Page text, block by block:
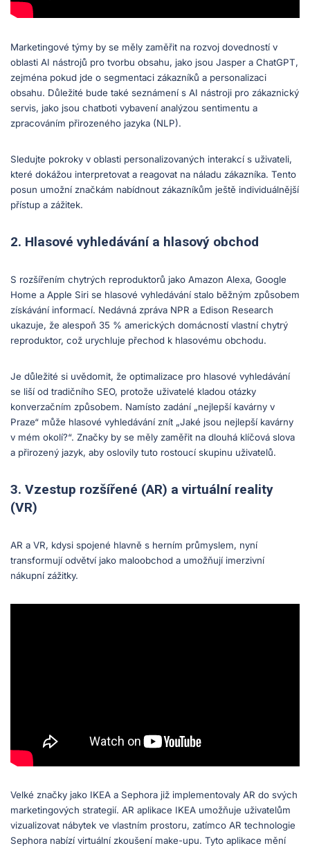
Marketingové týmy by se měly zaměřit na rozvoj dovedností v
oblasti AI nástrojů pro tvorbu obsahu, jako jsou Jasper a ChatGPT,
zejména pokud jde o segmentaci zákazníků a personalizaci
obsahu. Důležité bude také seznámení s AI nástroji pro zákaznický
servis, jako jsou chatboti vybavení analýzou sentimentu a
zpracováním přirozeného jazyka (NLP).
Sledujte pokroky v oblasti personalizovaných interakcí s uživateli,
které dokážou interpretovat a reagovat na náladu zákazníka. Tento
posun umožní značkám nabídnout zákazníkům ještě individuálnější
přístup a zážitek.
2. Hlasové vyhledávání a hlasový obchod
S rozšířením chytrých reproduktorů jako Amazon Alexa, Google
Home a Apple Siri se hlasové vyhledávání stalo běžným způsobem
získávání informací. Nedávná zpráva NPR a Edison Research
ukazuje, že alespoň 35 % amerických domácností vlastní chytrý
reproduktor, což urychluje přechod k hlasovému obchodu.
Je důležité si uvědomit, že optimalizace pro hlasové vyhledávání
se liší od tradičního SEO, protože uživatelé kladou otázky
konverzačním způsobem. Namísto zadání „nejlepší kavárny v
Praze“ může hlasové vyhledávání znít „Jaké jsou nejlepší kavárny
v mém okolí?“. Značky by se měly zaměřit na dlouhá klíčová slova
a přirozený jazyk, aby oslovily tuto rostoucí skupinu uživatelů.
3. Vzestup rozšířené (AR) a virtuální reality
(VR)
AR a VR, kdysi spojené hlavně s herním průmyslem, nyní
transformují odvětví jako maloobchod a umožňují imerzivní
nákupní zážitky.
Velké značky jako IKEA a Sephora již implementovaly AR do svých
marketingových strategií. AR aplikace IKEA umožňuje uživatelům
vizualizovat nábytek ve vlastním prostoru, zatímco AR technologie
Sephora nabízí virtuální zkoušení make-upu. Tyto aplikace mění